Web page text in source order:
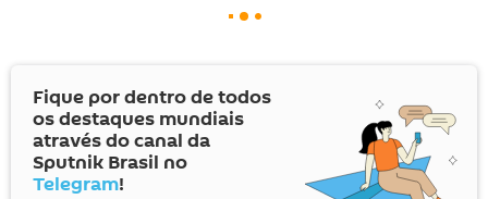
Fique por dentro de todos
os destaques mundiais
através do canal da
Sputnik Brasil no
Telegram!